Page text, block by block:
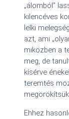
„álomból”
kilencéves
lelki
azt, ami
miközben a
meg, de
kísérve
teremtés
Ehhez